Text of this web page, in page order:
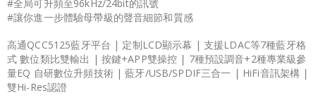
#全局可升頻至96kHz/24bit的訊號
#讓你進一步體驗母帶級的聲音細節和質感
高通QCC5125藍牙平台 | 定制LCD顯示幕 | 支援LDAC等7種藍牙格
式 數位類比雙輸出 | 按鍵+APP雙操控 | 7種預設調音+2種專業級參
量EQ 自研數位升頻技術 | 藍牙/USB/SPDIF三合一 | HiFi音訊架構 |
雙Hi-Res認證